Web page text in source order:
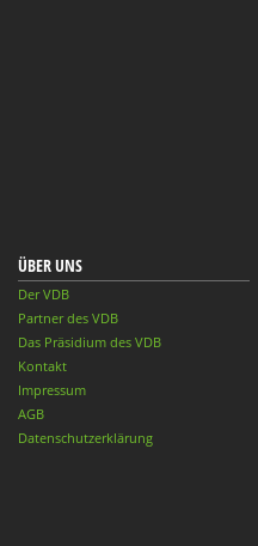
ÜBER UNS
Der VDB
Partner des VDB
Das Präsidium des VDB
Kontakt
Impressum
AGB
Datenschutzerklärung